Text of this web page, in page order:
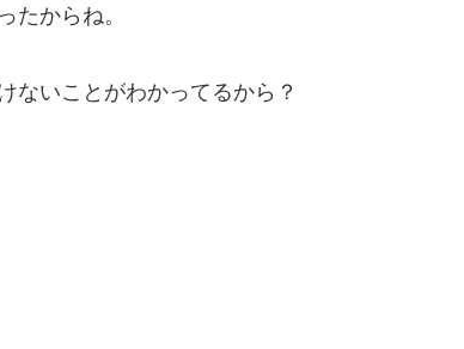
たからね。
ないことがわかってるから？